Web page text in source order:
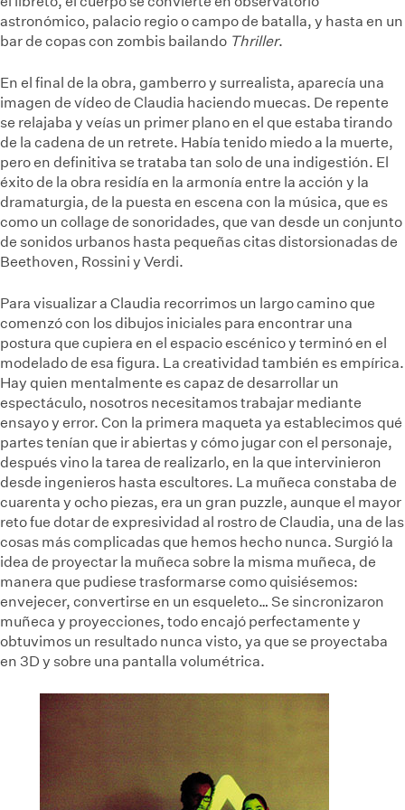
astronómico, palacio regio o campo de batalla, y hasta en un
bar de copas con zombis bailando Thriller.
En el final de la obra, gamberro y surrealista, aparecía una
imagen de vídeo de Claudia haciendo muecas. De repente
se relajaba y veías un primer plano en el que estaba tirando
de la cadena de un retrete. Había tenido miedo a la muerte,
pero en definitiva se trataba tan solo de una indigestión. El
éxito de la obra residía en la armonía entre la acción y la
dramaturgia, de la puesta en escena con la música, que es
como un collage de sonoridades, que van desde un conjunto
de sonidos urbanos hasta pequeñas citas distorsionadas de
Beethoven, Rossini y Verdi.
Para visualizar a Claudia recorrimos un largo camino que
comenzó con los dibujos iniciales para encontrar una
postura que cupiera en el espacio escénico y terminó en el
modelado de esa figura. La creatividad también es empírica.
Hay quien mentalmente es capaz de desarrollar un
espectáculo, nosotros necesitamos trabajar mediante
ensayo y error. Con la primera maqueta ya establecimos qué
partes tenían que ir abiertas y cómo jugar con el personaje,
después vino la tarea de realizarlo, en la que intervinieron
desde ingenieros hasta escultores. La muñeca constaba de
cuarenta y ocho piezas, era un gran puzzle, aunque el mayor
reto fue dotar de expresividad al rostro de Claudia, una de las
cosas más complicadas que hemos hecho nunca. Surgió la
idea de proyectar la muñeca sobre la misma muñeca, de
manera que pudiese trasformarse como quisiésemos:
envejecer, convertirse en un esqueleto… Se sincronizaron
muñeca y proyecciones, todo encajó perfectamente y
obtuvimos un resultado nunca visto, ya que se proyectaba
en 3D y sobre una pantalla volumétrica.